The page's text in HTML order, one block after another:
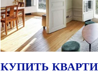
КУПИТЬ